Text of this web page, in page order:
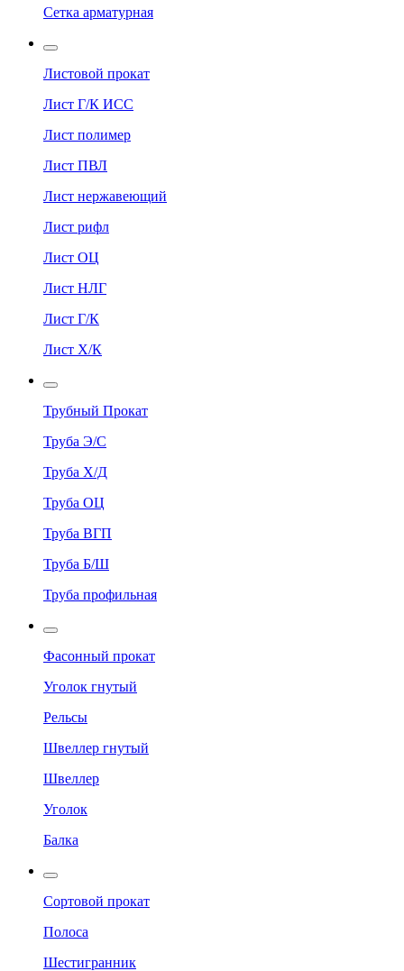
Сетка арматурная
Листовой прокат
Лист Г/К ИСС
Лист полимер
Лист ПВЛ
Лист нержавеющий
Лист рифл
Лист ОЦ
Лист НЛГ
Лист Г/К
Лист Х/К
Трубный Прокат
Труба Э/С
Труба Х/Д
Труба ОЦ
Труба ВГП
Труба Б/Ш
Труба профильная
Фасонный прокат
Уголок гнутый
Рельсы
Швеллер гнутый
Швеллер
Уголок
Балка
Сортовой прокат
Полоса
Шестигранник